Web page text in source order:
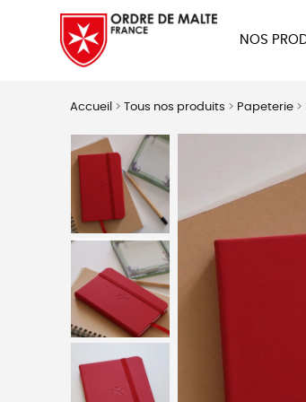
NOS
Accueil >Tous nos produits > Papeterie >